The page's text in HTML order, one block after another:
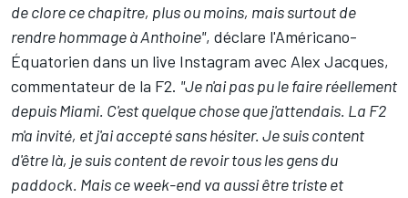
de clore ce chapitre, plus ou moins, mais surtout de
rendre hommage à Anthoine", déclare l'Américano-
Équatorien dans un live Instagram avec Alex Jacques,
commentateur de la F2. "Je n'ai pas pu le faire réellement
depuis Miami. C'est quelque chose que j'attendais. La F2
m'a invité, et j'ai accepté sans hésiter. Je suis content
d'être là, je suis content de revoir tous les gens du
paddock. Mais ce week-end va aussi être triste et